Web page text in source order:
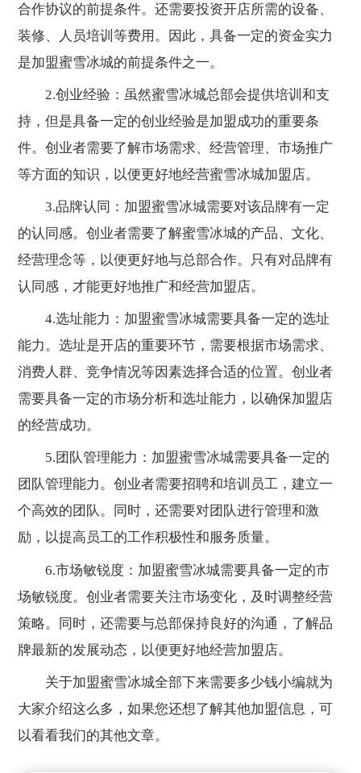
合作协议的前提条件。还需要投资开店所需的设备、
装修、人员培训等费用。因此，具备一定的资金实力
是加盟蜜雪冰城的前提条件之一。
2.创业经验：虽然蜜雪冰城总部会提供培训和支
持，但是具备一定的创业经验是加盟成功的重要条
件。创业者需要了解市场需求、经营管理、市场推广
等方面的知识，以便更好地经营蜜雪冰城加盟店。
3.品牌认同：加盟蜜雪冰城需要对该品牌有一定
的认同感。创业者需要了解蜜雪冰城的产品、文化、
经营理念等，以便更好地与总部合作。只有对品牌有
认同感，才能更好地推广和经营加盟店。
4.选址能力：加盟蜜雪冰城需要具备一定的选址
能力。选址是开店的重要环节，需要根据市场需求、
消费人群、竞争情况等因素选择合适的位置。创业者
需要具备一定的市场分析和选址能力，以确保加盟店
的经营成功。
5.团队管理能力：加盟蜜雪冰城需要具备一定的
团队管理能力。创业者需要招聘和培训员工，建立一
个高效的团队。同时，还需要对团队进行管理和激
励，以提高员工的工作积极性和服务质量。
6.市场敏锐度：加盟蜜雪冰城需要具备一定的市
场敏锐度。创业者需要关注市场变化，及时调整经营
策略。同时，还需要与总部保持良好的沟通，了解品
牌最新的发展动态，以便更好地经营加盟店。
关于加盟蜜雪冰城全部下来需要多少钱小编就为
大家介绍这么多，如果您还想了解其他加盟信息，可
以看看我们的其他文章。